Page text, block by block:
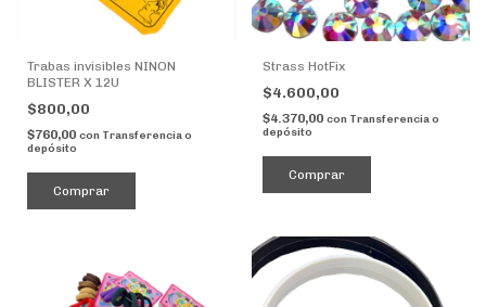
Trabas invisibles NINON
BLISTER X 12U
$800,00
$760,00 con Transferencia o
depósito
Comprar
Strass HotFix
$4.600,00
$4.370,00 con Transferencia o
depósito
Comprar